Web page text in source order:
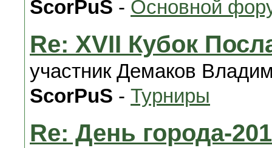
ScorPuS - Основной
Re: XVII Кубок
участник Демаков
ScorPuS - Турниры
Re: День города-